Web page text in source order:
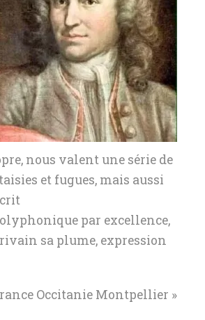
nous valent une série de
et fugues, mais aussi
par excellence,
sa plume, expression
Occitanie Montpellier »